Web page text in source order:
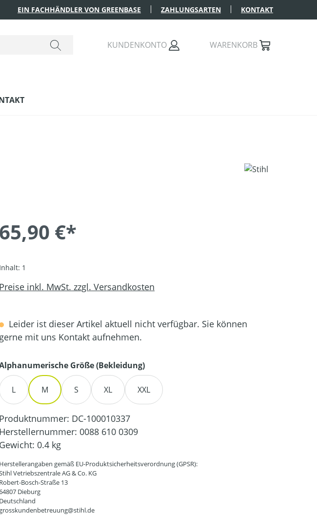
EIN FACHHÄNDLER VON GREENBASE ZAHLUNGSARTEN KONTAKT
KUNDENKONTO WARENKORB
65,90 €*
Inhalt: 1
Preise inkl. MwSt. zzgl. Versandkosten
Leider ist dieser Artikel aktuell nicht verfügbar. Sie können
gerne mit uns Kontakt aufnehmen.
Größe (Bekleidung)auswählen
L M S XL XXL
Produktnummer: DC-100010337
Herstellernummer: 0088 610 0309
Gewicht: 0.4 kg
Herstellerangaben gemäß EU-Produktsicherheitsverordnung (GPSR):
Vetriebszentrale AG & Co. KG
Robert-Bosch-Straße 13
Dieburg
Deutschland